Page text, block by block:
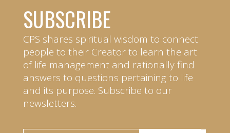
SUBSCRIBE
CPS shares spiritual wisdom to connect
people to their Creator to learn the art
of life management and rationally find
answers to questions pertaining to life
and its purpose. Subscribe to our
newsletters.